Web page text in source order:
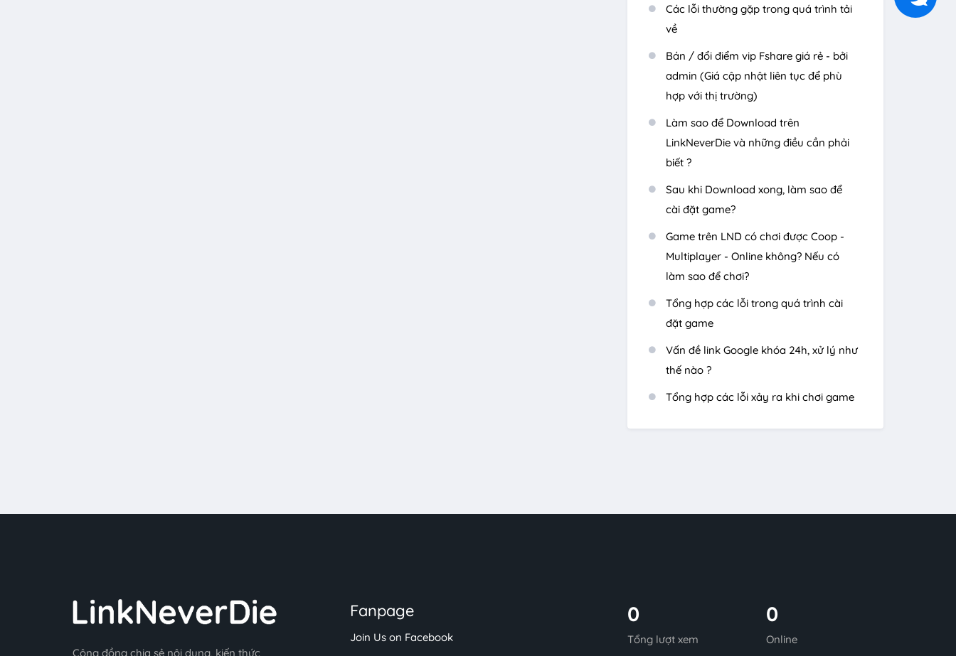
Các lỗi thường gặp trong quá trình tải
về
Bán / đổi điểm vip Fshare giá rẻ - bởi
admin (Giá cập nhật liên tục để phù
hợp với thị trường)
Làm sao để Download trên
LinkNeverDie và những điều cần phải
biết ?
Sau khi Download xong, làm sao để
cài đặt game?
Game trên LND có chơi được Coop -
Multiplayer - Online không? Nếu có
làm sao để chơi?
Tổng hợp các lỗi trong quá trình cài
đặt game
Vấn đề link Google khóa 24h, xử lý như
thế nào ?
Tổng hợp các lỗi xảy ra khi chơi game
Cộng đồng chia sẻ nội dung, kiến thức
Fanpage
Join Us on Facebook
0
Tổng lượt xem
0
Online